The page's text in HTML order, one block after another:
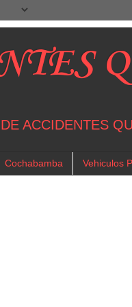
ACCIDENTES
Cochabamba Vehiculos